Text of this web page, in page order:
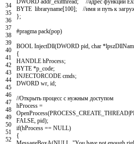
34
35
36
37
38
39
40
41
42
43
44
45
46
47
48
49
50
51
52
DWORD addr_exitthread;
//адрес функции
BYTE libraryname[100];
//имя и путь к
};
#pragma pack(pop)
BOOL InjectDll(DWORD pid, char *
{
HANDLE hProcess;
BYTE *p_code;
INJECTORCODE cmds;
DWORD wr, id;
//Открыть процесс с нужным доступом
hProcess =
OpenProcess(PROCESS_CREATE_THREAD
FALSE, pid);
if(hProcess == NULL)
{